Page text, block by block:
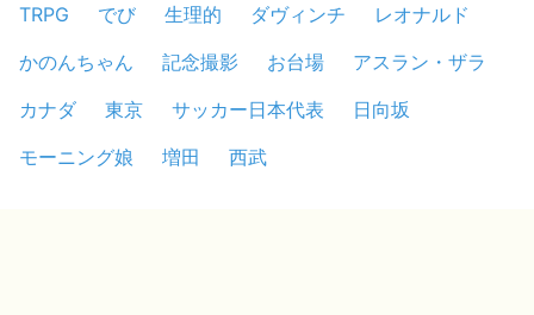
TRPG
でび 生理的 ダヴィンチ
レオナルド
かのんちゃん
記念撮影 お台場
アスラン・ザラ
カナダ
東京 サッカー日本代表
日向坂
モーニング娘
増田 西武